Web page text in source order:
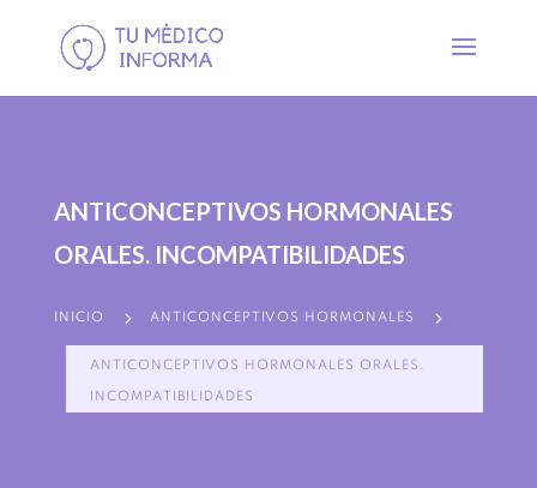
ANTICONCEPTIVOS HORMONALES
ORALES. INCOMPATIBILIDADES
INICIO 5 ANTICONCEPTIVOS HORMONALES 5
ANTICONCEPTIVOS HORMONALES ORALES.
INCOMPATIBILIDADES